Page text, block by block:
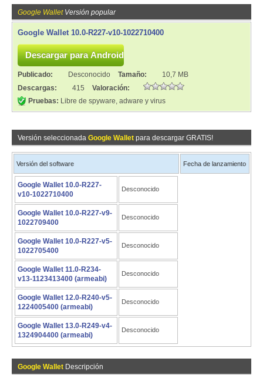
Google WalletVersión popular
Google Wallet 10.0-R227-v10-1022710400
Publicado: Desconocido Tamaño:
10,7 MB
Descargas:
415
Valoración:
Pruebas: Libre de spyware, adware y virus
Versión seleccionada Google Wallet para descargar GRATIS!
Versión del software Fecha de lanzamiento
Google Wallet 10.0-R227-
v10-1022710400
Desconocido
Google Wallet 10.0-R227-v9-
1022709400
Desconocido
Google Wallet 10.0-R227-v5-
1022705400
Desconocido
Google Wallet 11.0-R234-
v13-1123413400 (armeabi)
Desconocido
Google Wallet 12.0-R240-v5-
1224005400 (armeabi)
Desconocido
Google Wallet 13.0-R249-v4-
1324904400 (armeabi)
Desconocido
Google Wallet Descripción